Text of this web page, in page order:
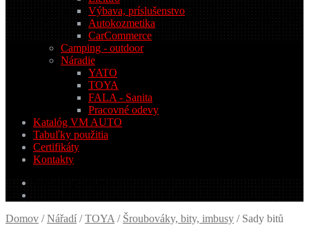
Výbava, príslušenstvo
Autokozmetika
CarCommerce
Camping - outdoor
Náradie
YATO
TOYA
FALA - Sanita
Pracovné odevy
Katalóg VM AUTO
Tabuľky použitia
Certifikáty
Kontakty
0.00 € 0 produktov
Domov /Nářadí /TOYA / Šroubováky, bity, imbusy / Sady bitů